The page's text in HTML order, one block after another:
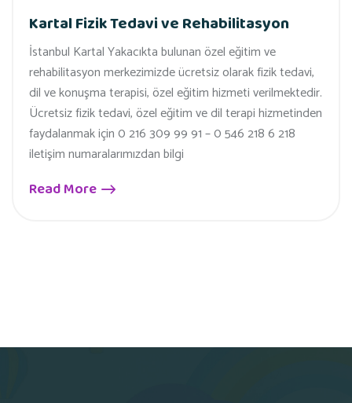
Kartal Fizik Tedavi ve Rehabilitasyon
İstanbul Kartal Yakacıkta bulunan özel eğitim ve
rehabilitasyon merkezimizde ücretsiz olarak fizik tedavi,
dil ve konuşma terapisi, özel eğitim hizmeti verilmektedir.
Ücretsiz fizik tedavi, özel eğitim ve dil terapi hizmetinden
faydalanmak için 0 216 309 99 91 – 0 546 218 6 218
iletişim numaralarımızdan bilgi
Read More